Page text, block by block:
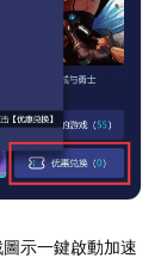
示一鍵啟動加速